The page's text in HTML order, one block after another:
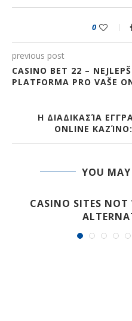
0
previous post
CASINO BET 22 –
PLATFORMA PRO VAŠE
Η ΔΙΑΔΙΚΑΣΊΑ
ONLINE
YOU
CASINO SITES